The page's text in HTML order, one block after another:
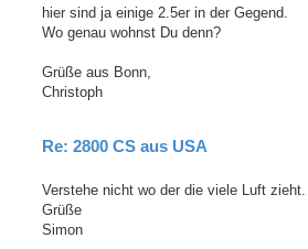
hier sind ja einige 2.5er in der Gegend.
Wo genau wohnst Du denn?
Grüße aus Bonn,
Christoph
Re: 2800 CS aus USA
Verstehe nicht wo der die viele Luft zieht.
Grüße
Simon